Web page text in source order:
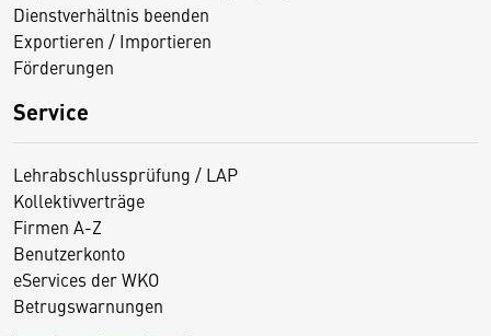
Dienstverhältnis beenden
Exportieren / Importieren
Förderungen
Service
Lehrabschlussprüfung / LAP
Kollektivverträge
Firmen A-Z
Benutzerkonto
eServices der WKO
Betrugswarnungen